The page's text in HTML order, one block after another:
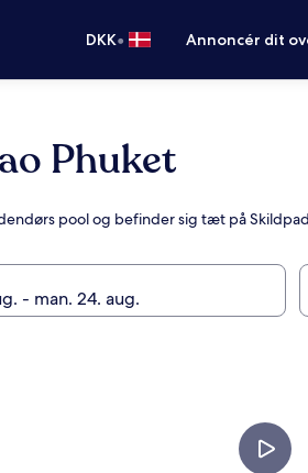
DKK• Annoncér dit
Phuket
pool og befinder sig tæt på